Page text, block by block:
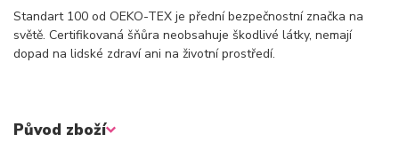
Standart 100 od OEKO-TEX je přední bezpečnostní značka na
světě. Certifikovaná šňůra neobsahuje škodlivé látky, nemají
dopad na lidské zdraví ani na životní prostředí.
Původ zboží